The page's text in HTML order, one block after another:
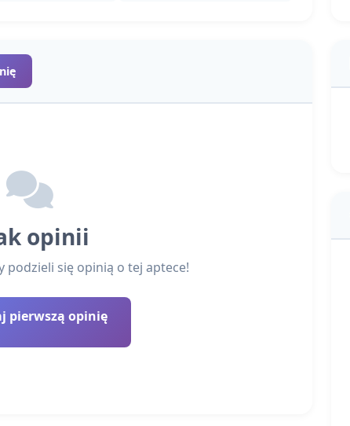
opinii
podzieli się opinią o tej aptece!
pierwszą opinię